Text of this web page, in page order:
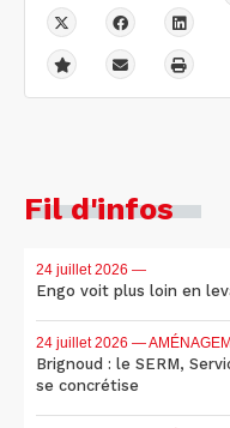
Fil d'infos
24 juillet 2026 —
Engo voit plus loin en
24 juillet 2026 —
Brignoud : le SERM,
se concrétise